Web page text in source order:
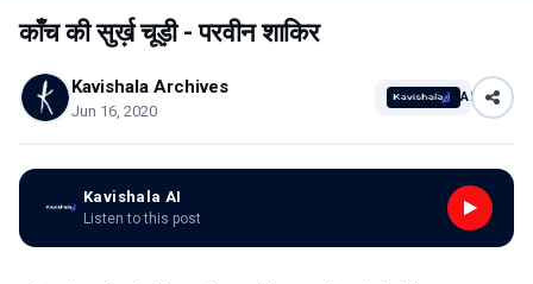
काँच की सुर्ख़ चूड़ी - परवीन शाकिर
Kavishala Archives
Jun 16, 2020
AI
Kavishala AI
Listen to this post